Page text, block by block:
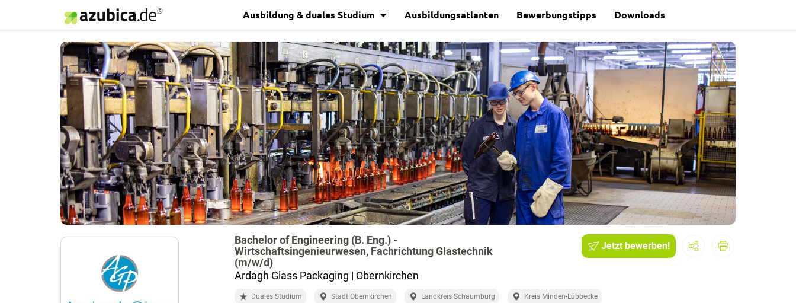
Ausbildung & duales Studium Ausbildungsatlanten Bewerbungstipps Downloads
Bachelor of Engineering (B. Eng.) -
Wirtschaftsingenieurwesen, Fachrichtung Glastechnik
(m/w/d)
Ardagh Glass Packaging | Obernkirchen
Jetzt bewerben!
Duales Studium Stadt Obernkirchen Landkreis Schaumburg Kreis Minden-Lübbecke